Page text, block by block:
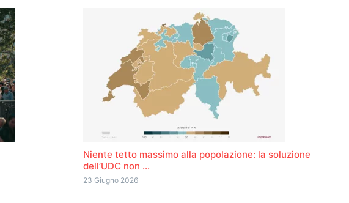
Niente tetto massimo alla popolazione: la soluzione
dell’UDC non ...
23 Giugno 2026